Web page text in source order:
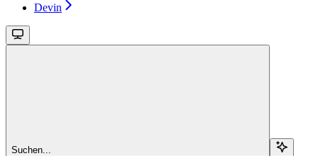
Devin
Suchen...